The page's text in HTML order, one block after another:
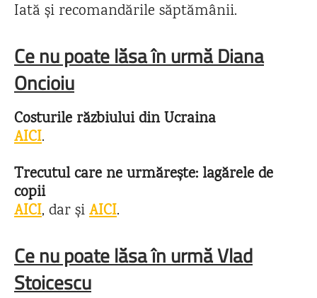
Iată și recomandările săptămânii.
Ce nu poate lăsa în urmă Diana
Oncioiu
Costurile răzbiului din Ucraina
AICI.
Trecutul care ne urmărește: lagărele de
copii
AICI, dar șiAICI.
Ce nu poate lăsa în urmă Vlad
Stoicescu